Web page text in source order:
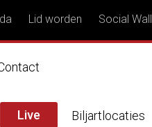
Lid worden Social Wall
Live Biljartlocaties